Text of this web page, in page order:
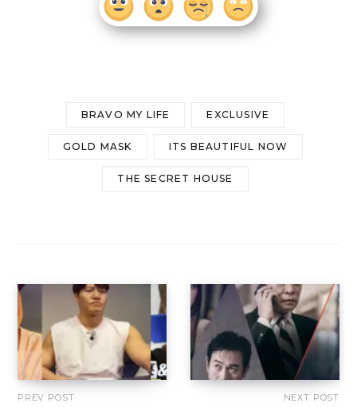
BRAVO MY LIFE EXCLUSIVE
GOLD MASK ITS BEAUTIFUL NOW
THE SECRET HOUSE
PREV POST NEXT POST